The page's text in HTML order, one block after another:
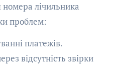
лічильника
проблем:
платежів.
відсутність звірки